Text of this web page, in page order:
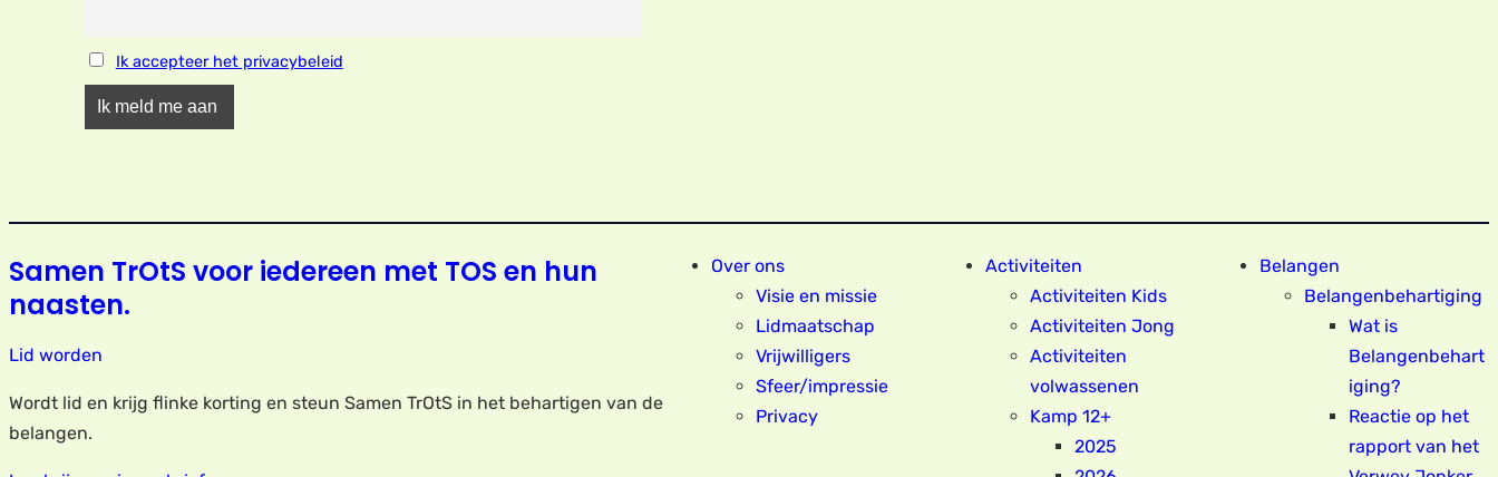
Ik accepteer het privacybeleid
Samen TrOtS voor iedereen met TOS en hun
naasten.
Lid worden
Wordt lid en krijg flinke korting en steun Samen TrOtS in het behartigen van de
belangen.
Over ons
Visie en missie
Lidmaatschap
Vrijwilligers
Sfeer/impressie
Privacy
Activiteiten
Activiteiten Kids
Activiteiten Jong
Activiteiten
volwassenen
Kamp 12+
2025
Belangen
Belangenbehartiging
Wat is
Belangenbehart
iging?
Reactie op het
rapport van het